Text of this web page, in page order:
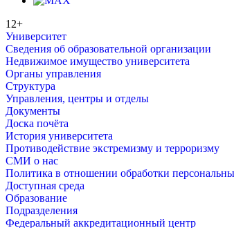
12+
Университет
Сведения об образовательной организации
Недвижимое имущество университета
Органы управления
Структура
Управления, центры и отделы
Документы
Доска почёта
История университета
Противодействие экстремизму и терроризму
СМИ о нас
Политика в отношении обработки
Доступная среда
Образование
Подразделения
Федеральный аккредитационный центр